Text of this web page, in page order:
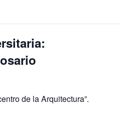
de la Arquitectura”.